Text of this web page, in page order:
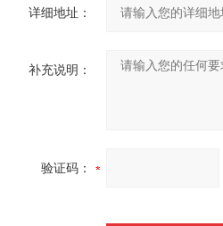
详细地址：
补充说明：
验证码：